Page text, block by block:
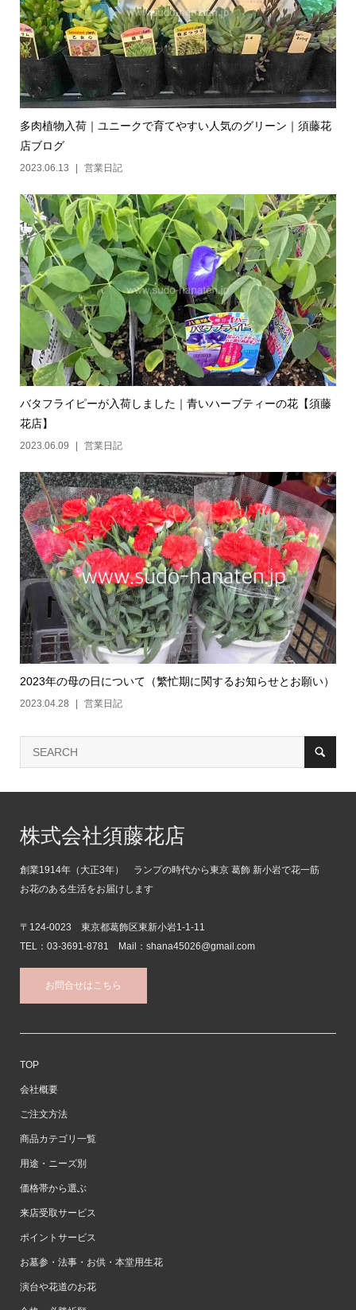
多肉植物入荷｜ユニークで育てやすい人気のグリーン｜須藤花
店ブログ
2023.06.13 営業日記
バタフライピーが入荷しました｜青いハーブティーの花【須藤
花店】
2023.06.09 営業日記
2023年の母の日について（繁忙期に関するお知らせとお願い）
2023.04.28 営業日記
株式会社須藤花店
創業1914年（大正3年） ランプの時代から東京 葛飾 新小岩で花一筋
お花のある生活をお届けします
〒124-0023 東京都葛飾区東新小岩1-1-11
TEL：03-3691-8781 Mail：shana45026@gmail.com
お問合せはこちら
TOP
会社概要
ご注文方法
商品カテゴリ一覧
用途・ニーズ別
価格帯から選ぶ
来店受取サービス
ポイントサービス
お墓参・法事・お供・本堂用生花
演台や花道のお花